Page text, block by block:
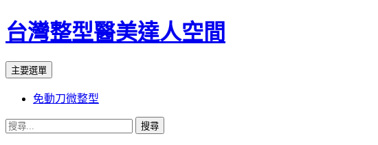
台灣整型醫美達人空間
搜
主要選單
主
要
內
免動刀微整型
搜